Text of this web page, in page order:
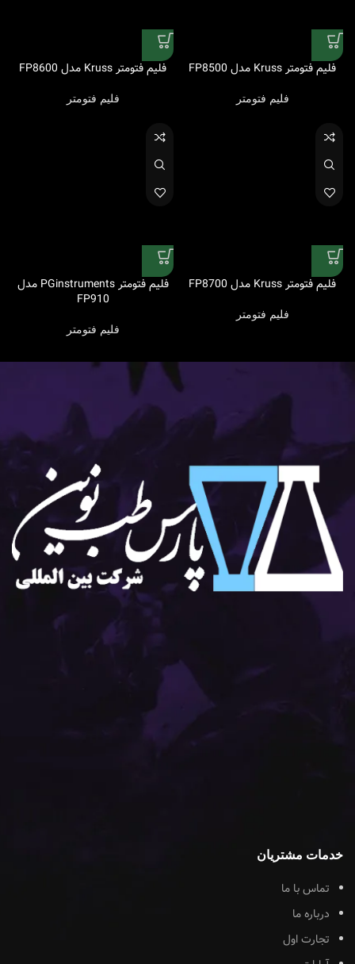
فلیم فتومتر Kruss مدل FP8500
فلیم فتومتر
فلیم فتومتر Kruss مدل FP8600
فلیم فتومتر
فلیم فتومتر Kruss مدل FP8700
فلیم فتومتر
فلیم فتومتر PGinstruments مدل
FP910
فلیم فتومتر
خدمات مشتریان
تماس با ما
درباره ما
تجارت اول